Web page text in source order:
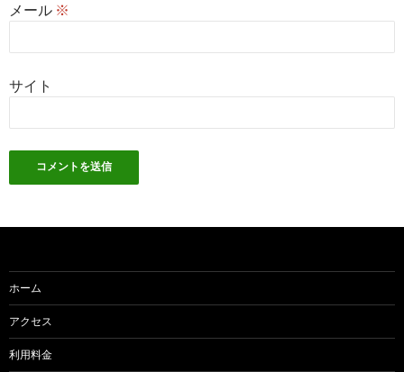
メール ※
サイト
ホーム
アクセス
利用料金